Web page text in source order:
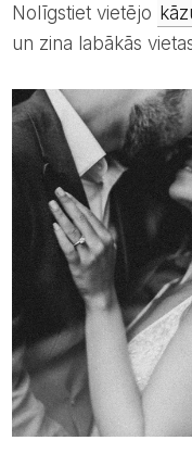
Nolīgstiet vietējo
un zina labākās